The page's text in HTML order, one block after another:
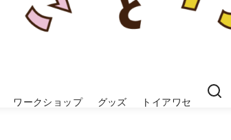
ワークショップ グッズ トイアワセ